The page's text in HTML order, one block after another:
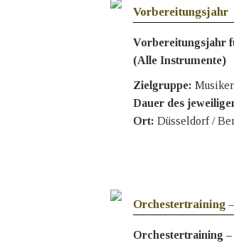
Vorbereitungsjahr
Vorbereitungsjahr
(Alle Instrumente)
Zielgruppe: Musiker
Dauer des
Ort: Düsseldorf /
Orchestertraining
Orchestertraining